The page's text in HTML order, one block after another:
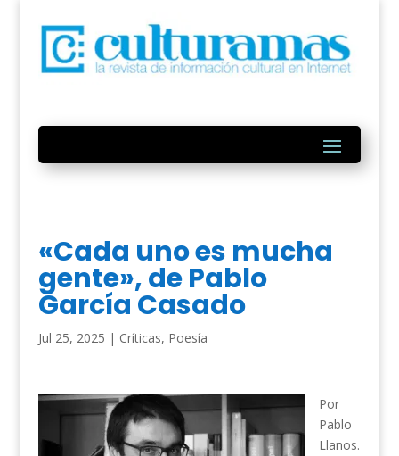
«Cada uno es mucha
gente», de Pablo
García Casado
Jul 25, 2025 | Críticas, Poesía
Por
Pablo
Llanos.